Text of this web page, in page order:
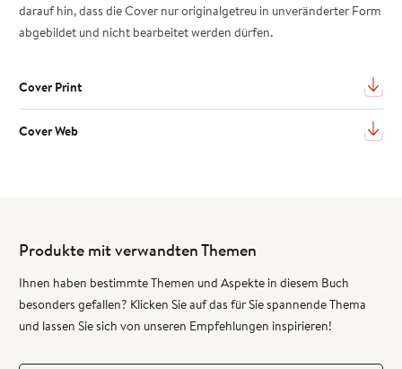
darauf hin, dass die Cover nur originalgetreu in unveränderter Form
abgebildet und nicht bearbeitet werden dürfen.
Cover Print
Cover Web
Produkte mit verwandten Themen
Ihnen haben bestimmte Themen und Aspekte in diesem Buch
besonders gefallen? Klicken Sie auf das für Sie spannende Thema
und lassen Sie sich von unseren Empfehlungen inspirieren!